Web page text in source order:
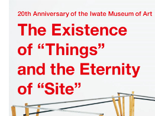
夫
ギ
ャ
ラ
リ